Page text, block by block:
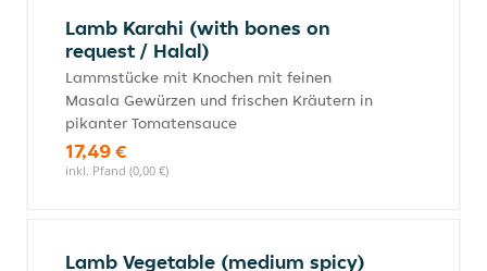
Lamb Karahi (with bones on
request / Halal)
Lammstücke mit Knochen mit feinen
Masala Gewürzen und frischen Kräutern in
pikanter Tomatensauce
17,49 €
inkl. Pfand (0,00 €)
Lamb Vegetable (medium spicy)